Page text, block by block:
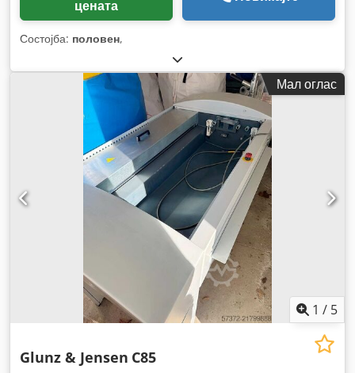
цената
Состојба: половен,
Мал оглас
1 / 5
Glunz & Jensen C85